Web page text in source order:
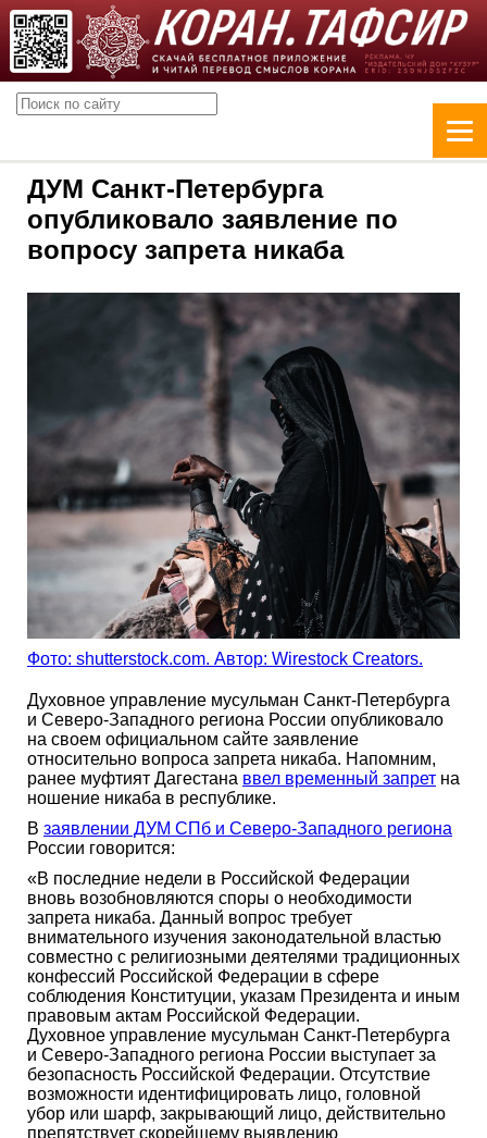
ДУМ Санкт-Петербурга
опубликовало заявление по
вопросу запрета никаба
Фото: shutterstock.com. Автор: Wirestock Creators.
Духовное управление мусульман Санкт-Петербурга
и Северо-Западного региона России опубликовало
на своем официальном сайте заявление
относительно вопроса запрета никаба. Напомним,
ранее муфтият Дагестана ввел временный запрет на
ношение никаба в республике.
В заявлении ДУМ СПб и Северо-Западного региона
России говорится:
«В последние недели в Российской Федерации
вновь возобновляются споры о необходимости
запрета никаба. Данный вопрос требует
внимательного изучения законодательной властью
совместно с религиозными деятелями традиционных
конфессий Российской Федерации в сфере
соблюдения Конституции, указам Президента и иным
правовым актам Российской Федерации.
Духовное управление мусульман Санкт-Петербурга
и Северо-Западного региона России выступает за
безопасность Российской Федерации. Отсутствие
возможности идентифицировать лицо, головной
убор или шарф, закрывающий лицо, действительно
препятствует скорейшему выявлению